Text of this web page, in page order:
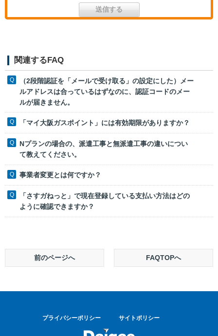
関連するFAQ
（2段階認証を「メールで受け取る」の設定にした）メー
ルアドレスは合っているはずなのに、認証コードのメー
ルが届きません。
「マイ大阪ガスポイント」には有効期限がありますか？
Nプランの場合の、派遣工事と無派遣工事の違いについ
て教えてください。
事業者変更とは何ですか？
「さすガねっと」で現在登録している支払い方法はどの
ように確認できますか？
前のページへ FAQTOPへ
プライバシーポリシー サイトポリシー